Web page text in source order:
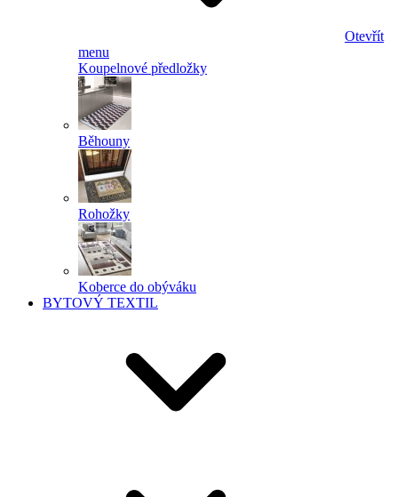
Otevřít
menu
Koupelnové předložky
Běhouny
Rohožky
Koberce do obýváku
BYTOVÝ TEXTIL